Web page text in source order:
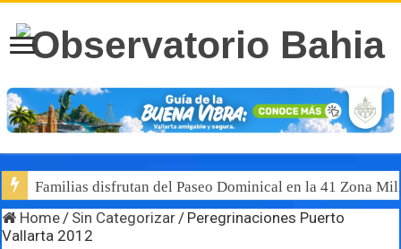
Familias disfrutan del Paseo Dominical en la 41 Zona
Home / Sin Categorizar / Peregrinaciones Puerto
Vallarta 2012